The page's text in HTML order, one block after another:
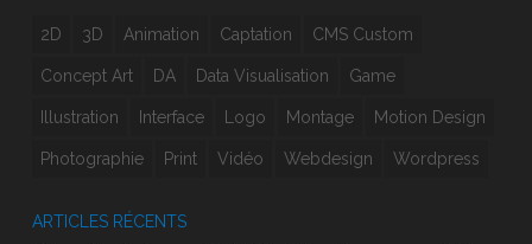
2D 3D Animation Captation CMS Custom
Concept Art DA Data Visualisation Game
Illustration Interface Logo Montage Motion Design
Photographie Print Vidéo Webdesign Wordpress
ARTICLES RÉCENTS